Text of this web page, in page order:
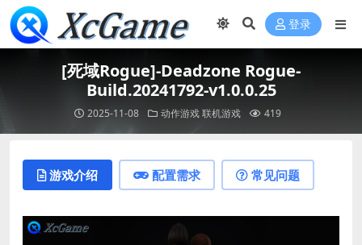
登录
[死域Rogue]-Deadzone Rogue-
Build.20241792-v1.0.0.25
2025-11-08 动作游戏联机游戏 419
游戏介绍 配置需求 常见问题